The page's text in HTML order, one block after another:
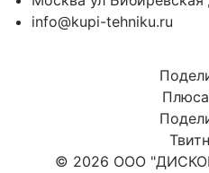
info@kupi-tehniku.ru
© 2026 ООО